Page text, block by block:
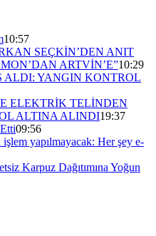
10:57
SEÇKİN’DEN ANIT
ARTVİN’E”10:29
ALDI: YANGIN KONTROL
ELEKTRİK TELİNDEN
ALTINA ALINDI19:37
09:56
yapılmayacak: Her şey e-
Karpuz Dağıtımına Yoğun